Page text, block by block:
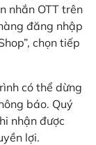
nhắn OTT trên
đăng nhập
chọn tiếp
có thể dừng
báo. Quý
nhận được
lợi.